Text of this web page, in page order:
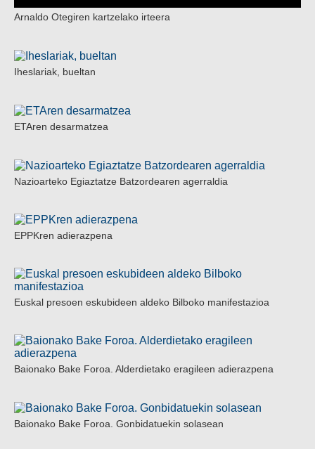
Arnaldo Otegiren kartzelako irteera
Iheslariak, bueltan
ETAren desarmatzea
Nazioarteko Egiaztatze Batzordearen agerraldia
EPPKren adierazpena
Euskal presoen eskubideen aldeko Bilboko manifestazioa
Baionako Bake Foroa. Alderdietako eragileen adierazpena
Baionako Bake Foroa. Gonbidatuekin solasean